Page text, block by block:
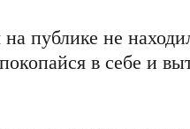
публике не
в себе и